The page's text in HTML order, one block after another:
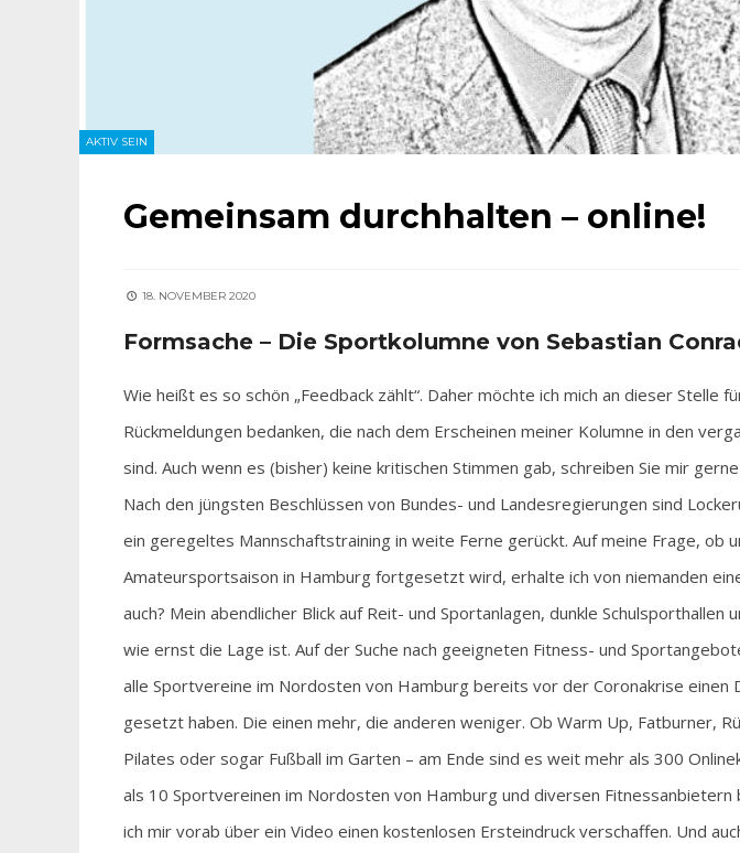
AKTIV SEIN
Gemeinsam durchhalten – online!
18. NOVEMBER 2020
Formsache – Die Sportkolumne von Sebastian
Wie heißt es so schön „Feedback zählt“. Daher möchte ich mich an dieser Stelle
Rückmeldungen bedanken, die nach dem Erscheinen meiner Kolumne in den
sind. Auch wenn es (bisher) keine kritischen Stimmen gab, schreiben Sie mir
Nach den jüngsten Beschlüssen von Bundes- und Landesregierungen sind
ein geregeltes Mannschaftstraining in weite Ferne gerückt. Auf meine Frage, ob
Amateursportsaison in Hamburg fortgesetzt wird, erhalte ich von niemanden
auch? Mein abendlicher Blick auf Reit- und Sportanlagen, dunkle
wie ernst die Lage ist. Auf der Suche nach geeigneten Fitness- und
alle Sportvereine im Nordosten von Hamburg bereits vor der Coronakrise einen
gesetzt haben. Die einen mehr, die anderen weniger. Ob Warm Up, Fatburner,
Pilates oder sogar Fußball im Garten – am Ende sind es weit mehr als 300
als 10 Sportvereinen im Nordosten von Hamburg und diversen Fitnessanbietern
ich mir vorab über ein Video einen kostenlosen Ersteindruck verschaffen. Und